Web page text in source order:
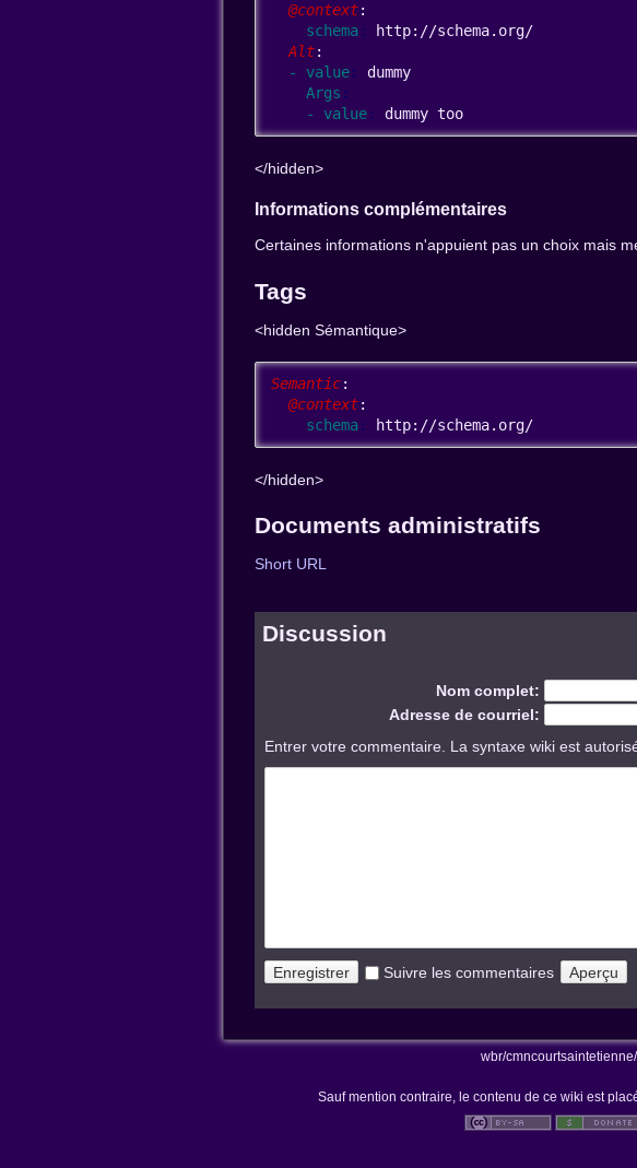
  @context
:
    schema
:
http://schema.org/
  Alt
:
  - value
: dummy
    Args
:
    - value
: dummy too
</hidden>
Informations complémentaires
Certaines informations n'appuient pas un choix mais
Tags
<hidden Sémantique>
Semantic:
  @context
:
    schema
: http://schema.org/
</hidden>
Documents administratifs
Short URL
Discussion
Nom complet:
Adresse de courriel:
Entrer votre commentaire. La syntaxe wiki est
Suivre les commentaires
wbr/
Sauf mention contraire, le contenu de ce wiki est